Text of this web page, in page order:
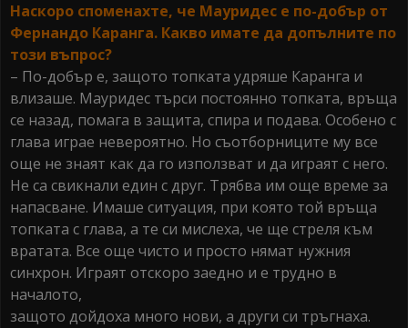
Наскоро споменахте, че Мауридес е по-добър от
Фернандо Каранга. Какво имате да допълните по
този въпрос?
– По-добър е, защото топката удряше Каранга и
влизаше. Мауридес търси постоянно топката, връща
се назад, помага в защита, спира и подава. Особено с
глава играе невероятно. Но съотборниците му все
още не знаят как да го използват и да играят с него.
Не са свикнали един с друг. Трябва им още време за
напасване. Имаше ситуация, при която той връща
топката с глава, а те си мислеха, че ще стреля към
вратата. Все още чисто и просто нямат нужния
синхрон. Играят отскоро заедно и е трудно в
началото,
защото дойдоха много нови, а други си тръгнаха.